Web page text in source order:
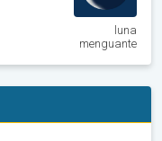
luna
menguante